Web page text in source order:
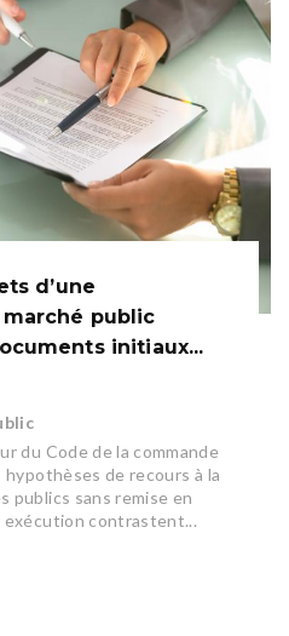
d’une
public
initiaux...
du Code de la commande
de recours à la
publics sans remise en
exécution contrastent...